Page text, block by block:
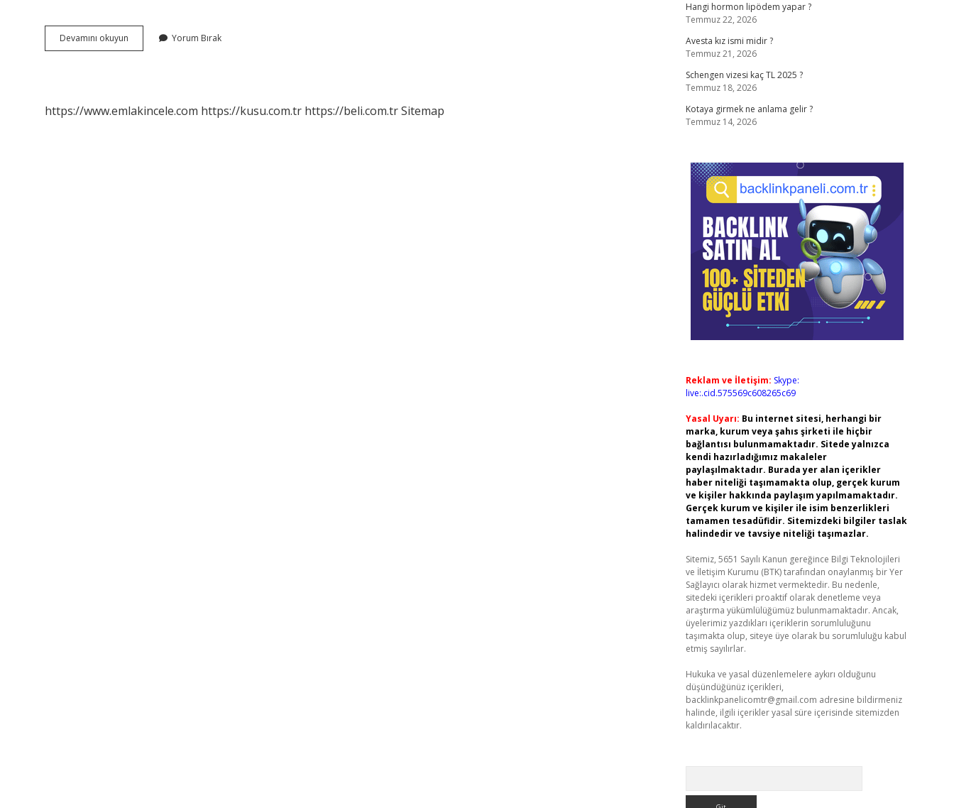
Devamını okuyun
Atlamak
Yorum Bırak
https://www.emlakincele.com https://kusu.com.tr https://beli.com.trSitemap
Hangi hormon lipödem yapar ?
Temmuz 22, 2026
Avesta kız ismi midir ?
Temmuz 21, 2026
Schengen vizesi kaç TL 2025 ?
Temmuz 18, 2026
Kotaya girmek ne anlama gelir ?
Temmuz 14, 2026
Reklam ve İletişim: Skype:
live:.cid.575569c608265c69
Yasal Uyarı: Bu internet sitesi, herhangi bir
marka, kurum veya şahıs şirketi ile hiçbir
bağlantısı bulunmamaktadır. Sitede yalnızca
kendi hazırladığımız makaleler
paylaşılmaktadır. Burada yer alan içerikler
haber niteliği taşımamakta olup, gerçek kurum
ve kişiler hakkında paylaşım yapılmamaktadır.
Gerçek kurum ve kişiler ile isim benzerlikleri
tamamen tesadüfidir. Sitemizdeki bilgiler taslak
halindedir ve tavsiye niteliği taşımazlar.
Sitemiz, 5651 Sayılı Kanun gereğince Bilgi Teknolojileri
ve İletişim Kurumu (BTK) tarafından onaylanmış bir Yer
Sağlayıcı olarak hizmet vermektedir. Bu nedenle,
sitedeki içerikleri proaktif olarak denetleme veya
araştırma yükümlülüğümüz bulunmamaktadır. Ancak,
üyelerimiz yazdıkları içeriklerin sorumluluğunu
taşımakta olup, siteye üye olarak bu sorumluluğu kabul
etmiş sayılırlar.
Hukuka ve yasal düzenlemelere aykırı olduğunu
düşündüğünüz içerikleri,
backlinkpanelicomtr@gmail.com adresine bildirmeniz
halinde, ilgili içerikler yasal süre içerisinde sitemizden
kaldırılacaktır.